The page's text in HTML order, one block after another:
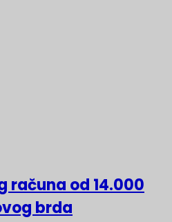
računa od 14.000
brda